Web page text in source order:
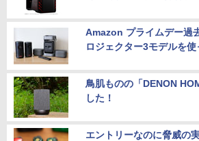
Amazon プライムデー過
ロジェクター3モデルを使
鳥肌ものの「DENON
した！
エントリーなのに脅威の